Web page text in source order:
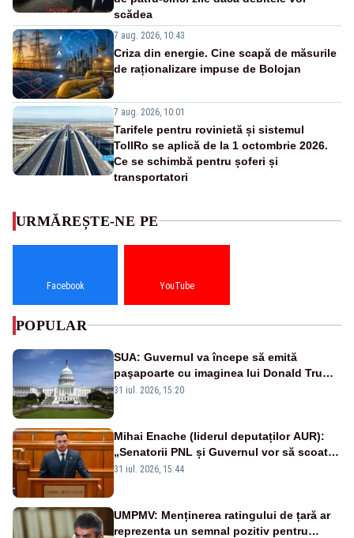
scădea
7 aug. 2026, 10:43
Criza din energie. Cine scapă de măsurile
de raționalizare impuse de Bolojan
7 aug. 2026, 10:01
Tarifele pentru rovinietă și sistemul
TollRo se aplică de la 1 octombrie 2026.
Ce se schimbă pentru șoferi și
transportatori
URMĂREȘTE-NE PE
Facebook YouTube
POPULAR
SUA: Guvernul va începe să emită
paşapoarte cu imaginea lui Donald Trump
începând cu 8 august
31 iul. 2026, 15:20
Mihai Enache (liderul deputaților AUR):
„Senatorii PNL și Guvernul vor să scoată
la vânzare bunuri publice pentru a stinge
31 iul. 2026, 15:44
UMPMV: Menținerea ratingului de țară ar
reprezenta un semnal pozitiv pentru